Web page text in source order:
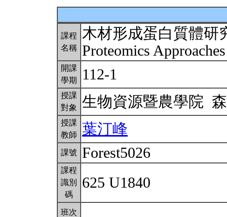
課程
名稱
木材形成蛋白質體研
Proteomics
開課
學期
112-1
授課
對象
生物資源暨農學院
授課
教師
葉汀峰
課號 Forest5026
課程
識別
碼
625 U1840
班次